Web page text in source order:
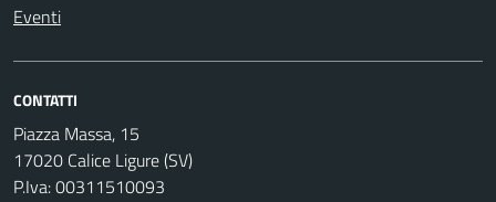
Eventi
CONTATTI
Piazza Massa, 15
17020 Calice Ligure (SV)
P.Iva: 00311510093